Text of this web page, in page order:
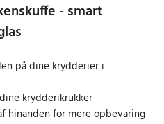
- smart
på dine krydderier i
krydderikrukker
hinanden for mere opbevaring